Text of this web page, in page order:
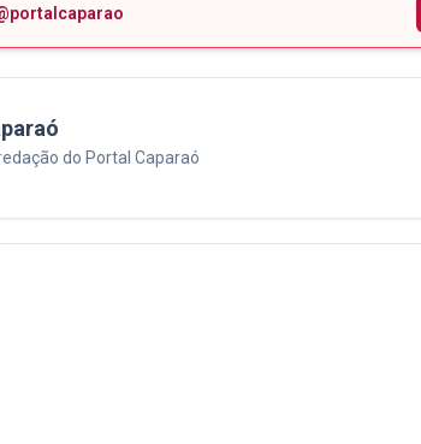
do Portal Caparaó